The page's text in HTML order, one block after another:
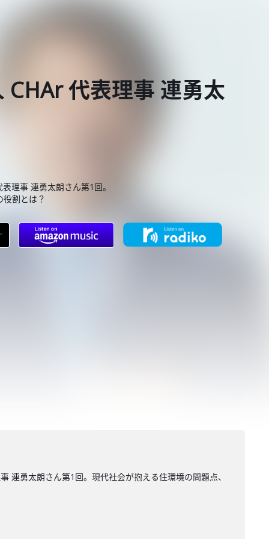
代表理事 連勇太
理事 連勇太朗さん第1回。
割とは？
連勇太朗さん第1回。現代社会が抱える住環境の問題点、